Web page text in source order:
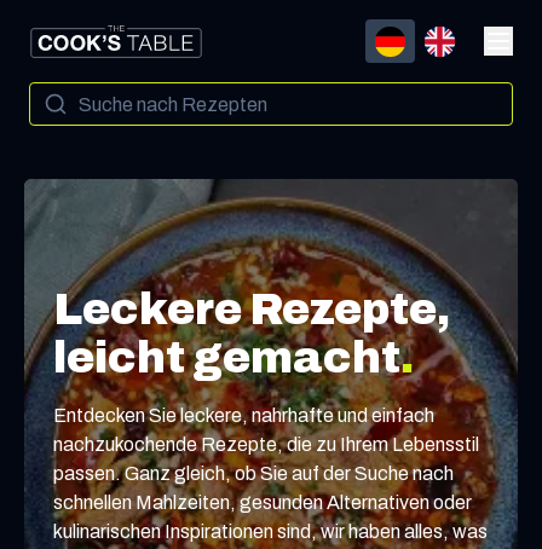
Leckere Rezepte,
leicht gemacht.
Entdecken Sie leckere, nahrhafte und einfach
nachzukochende Rezepte, die zu Ihrem Lebensstil
passen. Ganz gleich, ob Sie auf der Suche nach
schnellen Mahlzeiten, gesunden Alternativen oder
kulinarischen Inspirationen sind, wir haben alles, was